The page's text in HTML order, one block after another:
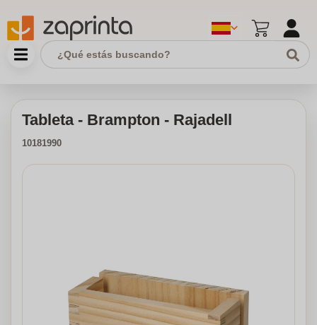
Tableta - Brampton - Rajadell
10181990